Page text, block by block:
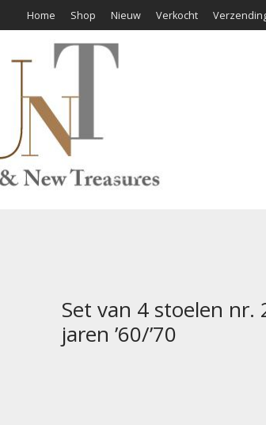
Home Shop Nieuw Verkocht
Set van 4 stoelen nr.
jaren ’60/’70